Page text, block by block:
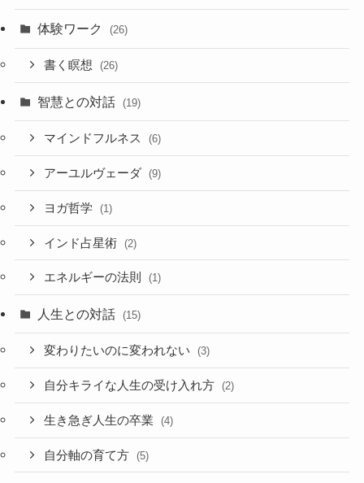
体験ワーク (26)
書く瞑想 (26)
智慧との対話 (19)
マインドフルネス (6)
アーユルヴェーダ (9)
ヨガ哲学 (1)
インド占星術 (2)
エネルギーの法則 (1)
人生との対話 (15)
変わりたいのに変われない (3)
自分キライな人生の受け入れ方 (2)
生き急ぎ人生の卒業 (4)
自分軸の育て方 (5)